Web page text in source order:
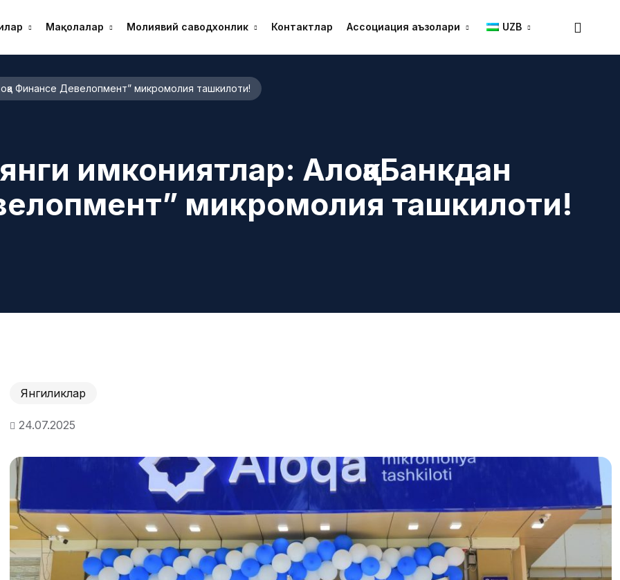
Мақолалар Молиявий саводхонлик Контактлар Ассоциация аъзолари UZB
Финанcе Девелопмент” микромолия ташкилоти!
имкониятлар: АлоқаБанкдан
микромолия ташкилоти!
Янгиликлар
24.07.2025